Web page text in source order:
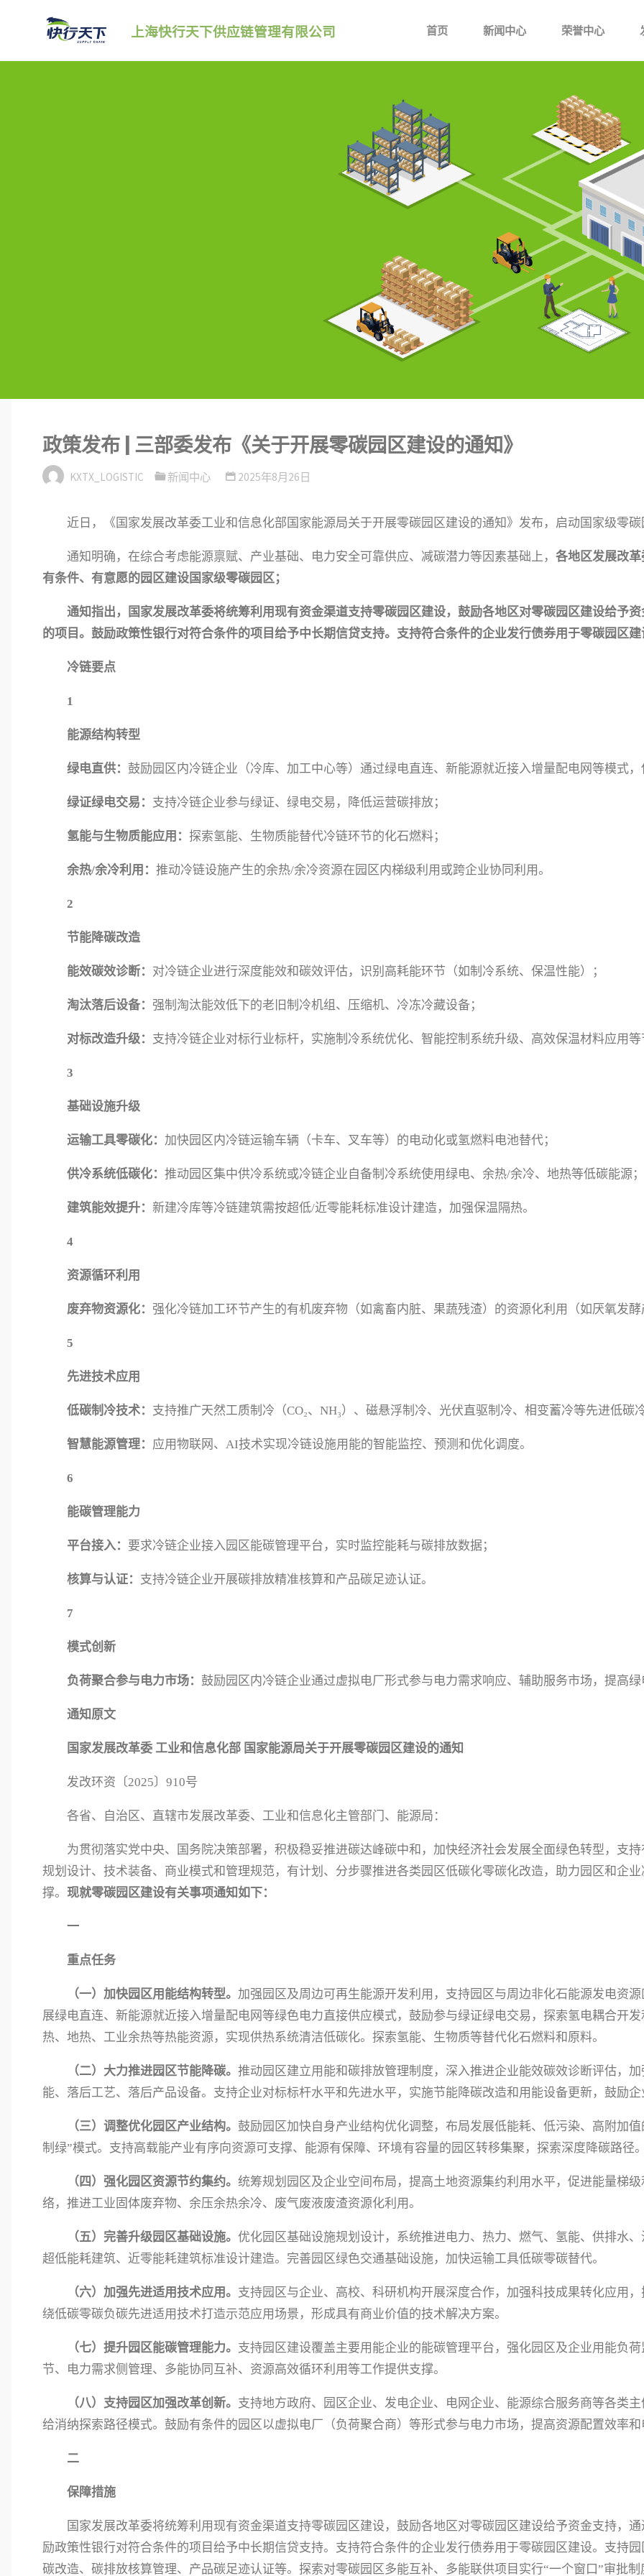
上海快行天下供应链管理有限公司 首页 新闻中心 荣誉中心
政策发布 | 三部委发布《关于开展零碳园区建设的通知》
KXTX_LOGISTIC 新闻中心 2025年8月26日
近日，《国家发展改革委工业和信息化部国家能源局关于开展零碳园区建设的通知》发布，启动国家级零碳
通知明确，在综合考虑能源禀赋、产业基础、电力安全可靠供应、减碳潜力等因素基础上， 各地区发展改
有条件、有意愿的园区建设国家级零碳园区；
通知指出，国家发展改革委将统筹利用现有资金渠道支持零碳园区建设，鼓励各地区对零碳园区建设给予
的项目。鼓励政策性银行对符合条件的项目给予中长期信贷支持。支持符合条件的企业发行债券用于零碳园区建
冷链要点
1
能源结构转型
绿电直供： 鼓励园区内冷链企业（冷库、加工中心等）通过绿电直连、新能源就近接入增量配电网等模式，
绿证绿电交易： 支持冷链企业参与绿证、绿电交易，降低运营碳排放；
氢能与生物质能应用： 探索氢能、生物质能替代冷链环节的化石燃料；
余热/余冷利用： 推动冷链设施产生的余热/余冷资源在园区内梯级利用或跨企业协同利用。
2
节能降碳改造
能效碳效诊断： 对冷链企业进行深度能效和碳效评估，识别高耗能环节（如制冷系统、保温性能）；
淘汰落后设备： 强制淘汰能效低下的老旧制冷机组、压缩机、冷冻冷藏设备；
对标改造升级： 支持冷链企业对标行业标杆，实施制冷系统优化、智能控制系统升级、高效保温材料应用等
3
基础设施升级
运输工具零碳化： 加快园区内冷链运输车辆（卡车、叉车等）的电动化或氢燃料电池替代；
供冷系统低碳化： 推动园区集中供冷系统或冷链企业自备制冷系统使用绿电、余热/余冷、地热等低碳能源；
建筑能效提升： 新建冷库等冷链建筑需按超低/近零能耗标准设计建造，加强保温隔热。
4
资源循环利用
废弃物资源化： 强化冷链加工环节产生的有机废弃物（如禽畜内脏、果蔬残渣）的资源化利用（如厌氧发酵
5
先进技术应用
低碳制冷技术： 支持推广天然工质制冷（CO₂、NH₃）、磁悬浮制冷、光伏直驱制冷、相变蓄冷等先进低碳
智慧能源管理： 应用物联网、AI技术实现冷链设施用能的智能监控、预测和优化调度。
6
能碳管理能力
平台接入： 要求冷链企业接入园区能碳管理平台，实时监控能耗与碳排放数据；
核算与认证： 支持冷链企业开展碳排放精准核算和产品碳足迹认证。
7
模式创新
负荷聚合参与电力市场： 鼓励园区内冷链企业通过虚拟电厂形式参与电力需求响应、辅助服务市场，提高绿
通知原文
国家发展改革委 工业和信息化部 国家能源局关于开展零碳园区建设的通知
发改环资〔2025〕910号
各省、自治区、直辖市发展改革委、工业和信息化主管部门、能源局：
为贯彻落实党中央、国务院决策部署，积极稳妥推进碳达峰碳中和，加快经济社会发展全面绿色转型，支
规划设计、技术装备、商业模式和管理规范，有计划、分步骤推进各类园区低碳化零碳化改造，助力园区和企
撑。 现就零碳园区建设有关事项通知如下：
一
重点任务
（一）加快园区用能结构转型。 加强园区及周边可再生能源开发利用，支持园区与周边非化石能源发电资
展绿电直连、新能源就近接入增量配电网等绿色电力直接供应模式，鼓励参与绿证绿电交易，探索氢电耦合开
热、地热、工业余热等热能资源，实现供热系统清洁低碳化。探索氢能、生物质等替代化石燃料和原料。
（二）大力推进园区节能降碳。 推动园区建立用能和碳排放管理制度，深入推进企业能效碳效诊断评估，
能、落后工艺、落后产品设备。支持企业对标标杆水平和先进水平，实施节能降碳改造和用能设备更新，鼓励企
（三）调整优化园区产业结构。 鼓励园区加快自身产业结构优化调整，布局发展低能耗、低污染、高附加
制绿”模式。支持高载能产业有序向资源可支撑、能源有保障、环境有容量的园区转移集聚，探索深度降碳路径。
（四）强化园区资源节约集约。 统筹规划园区及企业空间布局，提高土地资源集约利用水平，促进能量梯
络，推进工业固体废弃物、余压余热余冷、废气废液废渣资源化利用。
（五）完善升级园区基础设施。 优化园区基础设施规划设计，系统推进电力、热力、燃气、氢能、供排水
超低能耗建筑、近零能耗建筑标准设计建造。完善园区绿色交通基础设施，加快运输工具低碳零碳替代。
（六）加强先进适用技术应用。 支持园区与企业、高校、科研机构开展深度合作，加强科技成果转化应用
绕低碳零碳负碳先进适用技术打造示范应用场景，形成具有商业价值的技术解决方案。
（七）提升园区能碳管理能力。 支持园区建设覆盖主要用能企业的能碳管理平台，强化园区及企业用能负
节、电力需求侧管理、多能协同互补、资源高效循环利用等工作提供支撑。
（八）支持园区加强改革创新。 支持地方政府、园区企业、发电企业、电网企业、能源综合服务商等各类
给消纳探索路径模式。鼓励有条件的园区以虚拟电厂（负荷聚合商）等形式参与电力市场，提高资源配置效率和
二
保障措施
国家发展改革委将统筹利用现有资金渠道支持零碳园区建设，鼓励各地区对零碳园区建设给予资金支持，
励政策性银行对符合条件的项目给予中长期信贷支持。支持符合条件的企业发行债券用于零碳园区建设。支持
碳改造、碳排放核算管理、产品碳足迹认证等。探索对零碳园区多能互补、多能联供项目实行“一个窗口”审批